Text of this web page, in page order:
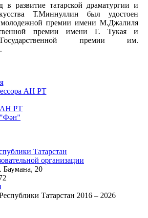
в развитие татарской драматургии и
Т.Миннуллин был удостоен
молодежной премии имени М.Джалиля
премии имени Г. Тукая и
премии им.
АН РТ
АН РТ
"Фән"
Татарстан
организации
Баумана, 20
Татарстан 2016 – 2026